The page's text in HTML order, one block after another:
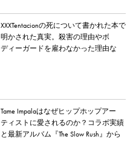
XXXTentacionの死について書かれた本で
明かされた真実。殺害の理由やボ
ディーガードを雇わなかった理由な
Tame Impalaはなぜヒップホップアー
ティストに愛されるのか？コラボ実績
と最新アルバム『The Slow Rush』から